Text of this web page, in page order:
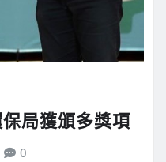
局獲頒多獎項
0